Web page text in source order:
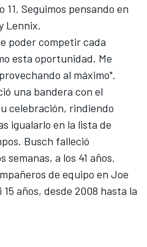
Seguimos pensando en
Lennix.
poder competir cada
esta oportunidad. Me
al máximo".
una bandera con el
celebración, rindiendo
igualarlo en la lista de
Busch falleció
a los 41 años.
de equipo en Joe
años, desde 2008 hasta la